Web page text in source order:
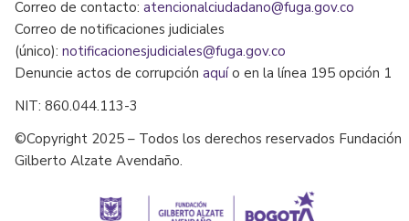
Correo de contacto: atencionalciudadano@fuga.gov.co
Correo de notificaciones judiciales
(único): notificacionesjudiciales@fuga.gov.co
Denuncie actos de corrupción aquío en la línea 195 opción 1
NIT: 860.044.113-3
©Copyright 2025 – Todos los derechos reservados Fundación
Gilberto Alzate Avendaño.